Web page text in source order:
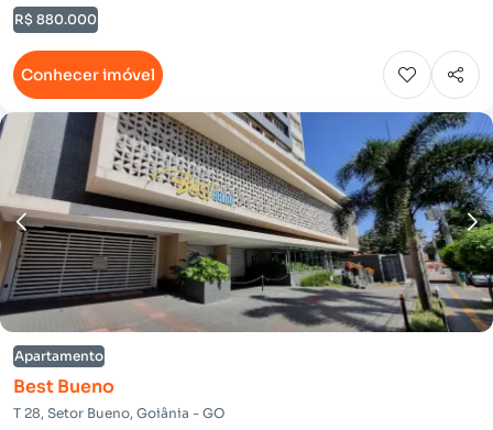
R$ 880.000
Conhecer imóvel
Apartamento
Best Bueno
T 28, Setor Bueno, Goiânia - GO